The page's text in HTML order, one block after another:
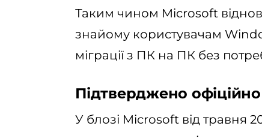
Таким чином Microsoft
знайому користувачам
міграції з ПК на ПК без
Підтверджено офіційно
У блозі Microsoft від травня